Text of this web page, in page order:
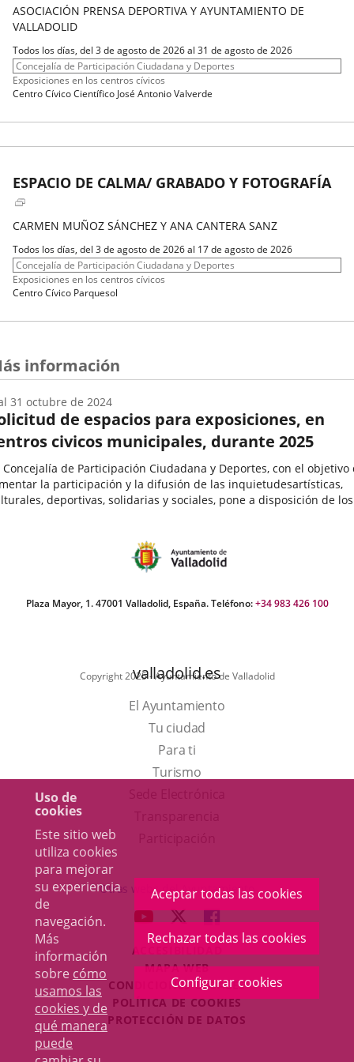
Uso de
cookies
Este sitio web
utiliza cookies
para mejorar
su experiencia
de
navegación.
Más
información
sobre cómo
usamos las
cookies y de
qué manera
puede
Aceptar todas las cookies
Rechazar todas las cookies
Configurar cookies
ASOCIACIÓN PRENSA DEPORTIVA Y AYUNTAMIENTO DE
VALLADOLID
Fechas
del
evento
Todos los días, del 3 de agosto de 2026 al 31 de agosto de 2026
Organizador
de
actividad
Concejalía de Participación Ciudadana y Deportes
Programa
Exposiciones en los centros cívicos
Espacio
Centro Cívico Científico José Antonio Valverde
ESPACIO DE CALMA/ GRABADO Y FOTOGRAFÍA
CARMEN MUÑOZ SÁNCHEZ Y ANA CANTERA SANZ
Fechas
del
evento
Todos los días, del 3 de agosto de 2026 al 17 de agosto de 2026
Organizador
de
actividad
Concejalía de Participación Ciudadana y Deportes
Programa
Exposiciones en los centros cívicos
Espacio
Centro Cívico Parquesol
información
de espacios para exposiciones, en
civicos municipales, durante 2025
Concejalía de Participación Ciudadana y Deportes, con el objetivo
la participación y la difusión de las inquietudesartísticas,
deportivas, solidarias y sociales, pone a disposición de los
31 octubre de 2024
Plaza Mayor, 1. 47001 Valladolid, España. Teléfono:+34 983 426 100
Copyright 2025 - Ayuntamiento de Valladolid
valladolid.es
El Ayuntamiento
Tu ciudad
Para ti
TurismoEste
una
ventana
nueva.
externa.
Otras webs del Ayuntamiento
ENLACE
A
UNA
APLICACIÓN
EXTERNA.
ENLACE
A
UNA
APLICACIÓN
EXTERNA.
ENLACE
A
UNA
APLICACIÓN
EXTERNA.
ACCESIBILIDAD
MAPA WEB
CONDICIONES LEGALES
POLÍTICA DE COOKIES
PROTECCIÓN DE DATOS